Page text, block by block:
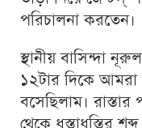
পরিচালনা করতেন।
স্থানীয় বাসিন্দা
১২টার দিকে আমরা
বসেছিলাম।